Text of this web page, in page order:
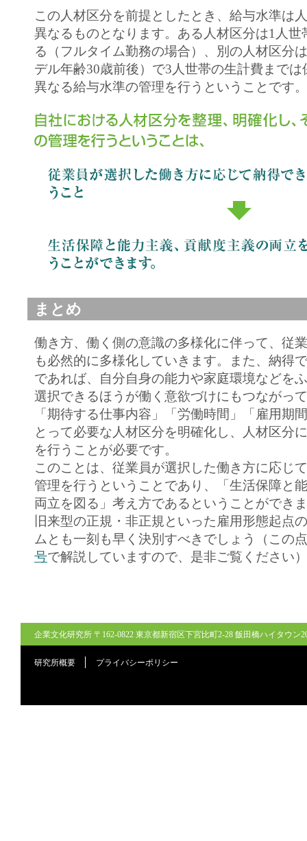
この人材区分を前提としたとき、給与水準は
異なるものとなります。ある人材区分は1人
る（フルタイム勤務の場合）、別の人材区分
デル年齢30歳前後）で3人世帯の生計費まで
異なる給与水準の管理を行うということです。
まとめ
働き方、働く側の意識の多様化に伴って、従
も必然的に多様化していきます。また、納得
であれば、自分自身の能力や家庭環境などを
選択できるほうが働く意欲づけにもつながっ
「期待する仕事内容」「労働時間」「雇用期
とって必要な人材区分を明確化し、人材区分
を行うことが必要です。
このことは、従業員が選択した働き方に応じ
管理を行うということであり、「生活保障と
両立を図る」考え方であるということができ
旧来型の正規・非正規といった雇用形態起点
ムとも一刻も早く決別すべきでしょう（この
号で解説していますので、是非ご覧ください
企業文化研究所 〒162-0822 東京都新宿区下宮比町2-28 飯田橋ハイタウン
研究所概要 プライバシーポリシー